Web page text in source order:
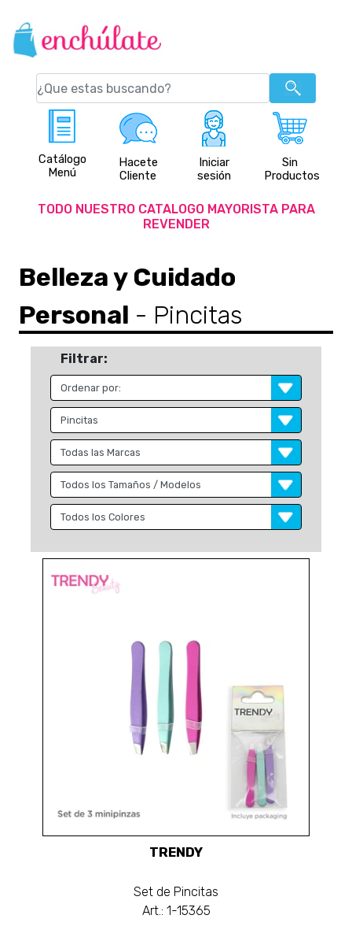
Catálogo
Menú
Hacete
Cliente
Iniciar
sesión
Sin
Productos
TODO NUESTRO CATALOGO MAYORISTA PARA
REVENDER
Belleza y Cuidado
Personal - Pincitas
Filtrar:
TRENDY
Set de Pincitas
Art.: 1-15365